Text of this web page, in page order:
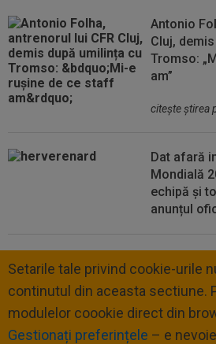
Antonio
Cluj,
Tromso:
am”
citeşte ştirea
Dat afară
Mondială
echipă și
anunțul
Setarile tale privind cookie-urile
continutul din aceasta sectiune.
modulelor coookie direct din
Gestionați preferințele – e